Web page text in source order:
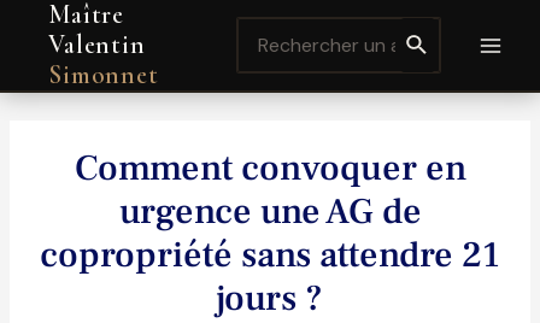
contenu
Maître
Valentin
Simonnet
for:
Comment convoquer en
urgence une AG de
copropriété sans attendre 21
jours ?
Navigation
de